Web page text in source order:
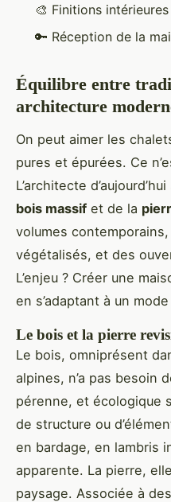
🎨 Finitions
🔑 Réception de la
Équilibre entre
architecture
On peut aimer les
pures et épurées. Ce
L’architecte
bois massif et de la
volumes
végétalisés, et des
L’enjeu ? Créer une
en s’adaptant à un
Le bois et la pierre
Le bois, omniprésent
alpines, n’a pas besoin
pérenne, et écologique
de structure ou
en bardage, en lambris
apparente. La pierre,
paysage. Associée à